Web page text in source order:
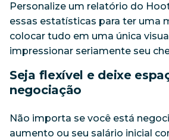
Personalize um relatório do
essas estatísticas para ter uma
colocar tudo em uma única
impressionar seriamente seu
Seja flexível e deixe
negociação
Não importa se você está
aumento ou seu salário inicial